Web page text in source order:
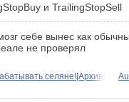
и TrailingStopSell
себе вынес как
не проверял
селяне![Архив]